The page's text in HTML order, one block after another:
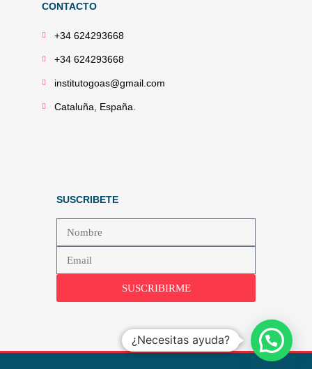
CONTACTO
+34 624293668
+34 624293668
institutogoas@gmail.com
Cataluña, España.
SUSCRIBETE
SUSCRIBIRME
¿Necesitas ayuda?